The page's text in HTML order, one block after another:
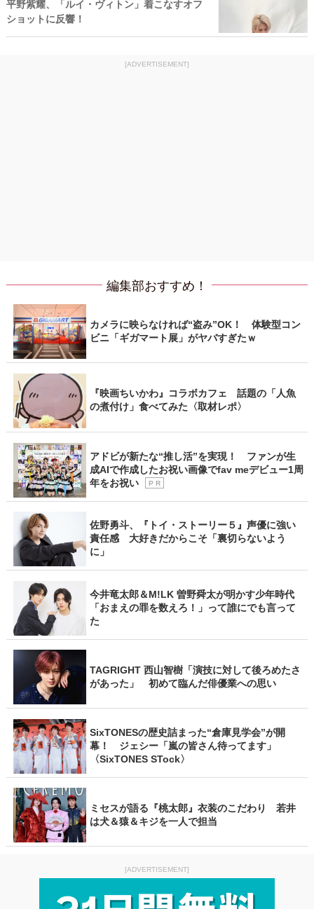
平野紫耀、「ルイ・ヴィトン」着こなすオフ
ショットに反響！
[ADVERTISEMENT]
編集部おすすめ！
カメラに映らなければ“盗み”OK！ 体験型コン
ビニ「ギガマート展」がヤバすぎたｗ
『映画ちいかわ』コラボカフェ 話題の「人魚
の煮付け」食べてみた〈取材レポ〉
アドビが新たな“推し活”を実現！ ファンが生
成AIで作成したお祝い画像でfav meデビュー1周
年をお祝い
P R
佐野勇斗、『トイ・ストーリー５』声優に強い
責任感 大好きだからこそ「裏切らないよう
に」
今井竜太郎＆M!LK 曽野舜太が明かす少年時代
「おまえの罪を数えろ！」って誰にでも言って
た
TAGRIGHT 西山智樹「演技に対して後ろめたさ
があった」 初めて臨んだ俳優業への思い
SixTONESの歴史詰まった“倉庫見学会”が開
幕！ ジェシー「嵐の皆さん待ってます」
〈SixTONES STock〉
ミセスが語る『桃太郎』衣装のこだわり 若井
は犬＆猿＆キジを一人で担当
[ADVERTISEMENT]